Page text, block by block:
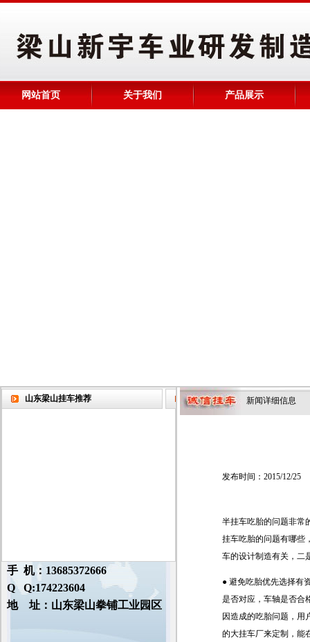
网站首页 关于我们 产品展示
山东梁山挂车推荐
手 机：13685372666
Q Q:174223604
地 址：山东梁山拳铺工业园区
新闻详细信息
发布时间：2015/12/25
半挂车吃胎的问题非常
挂车吃胎的问题有哪些
车的设计制造有关，二
● 避免吃胎优先选择有
是否对应，车轴是否合
因造成的吃胎问题，用
的大挂车厂来定制，能